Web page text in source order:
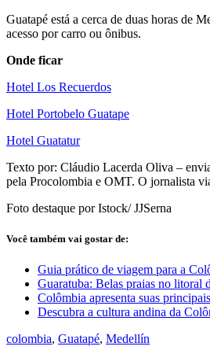
Guatapé está a cerca de duas horas de
acesso por carro ou ônibus.
Onde ficar
Hotel Los Recuerdos
Hotel Portobelo Guatape
Hotel Guatatur
Texto por: Cláudio Lacerda Oliva –
pela Procolombia e OMT. O jornalista
Foto destaque por Istock/ JJSerna
Você também vai gostar de:
Guia prático de viagem para a
Guaratuba: Belas praias no litoral
Colômbia apresenta suas
Descubra a cultura andina da
colombia, Guatapé, Medellín